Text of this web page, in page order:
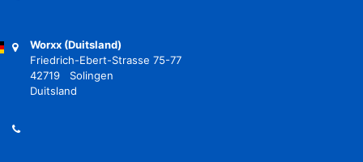
Worxx (Duitsland)
Friedrich-Ebert-Strasse 75-77
42719 Solingen
Duitsland